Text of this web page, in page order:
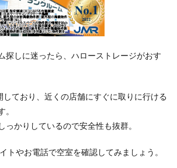
探しに迷ったら、ハローストレージがおす
ており、近くの店舗にすぐに取りに行ける
っかりしているので安全性も抜群。
トやお電話で空室を確認してみましょう。